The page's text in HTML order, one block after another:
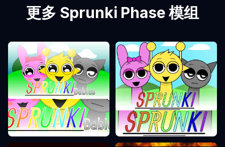
更多 Sprunki Phase 模组
Sprunki Phase 0
Sprunki Phase 1